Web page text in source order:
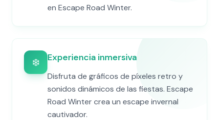
en Escape Road Winter.
❄️ Experiencia inmersiva
Disfruta de gráficos de píxeles retro y
sonidos dinámicos de las fiestas. Escape
Road Winter crea un escape invernal
cautivador.